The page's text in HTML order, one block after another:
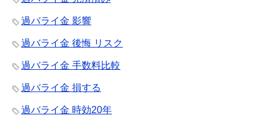
過バライ金 影響
過バライ金 後悔 リスク
過バライ金 手数料比較
過バライ金 損する
過バライ金 時効20年